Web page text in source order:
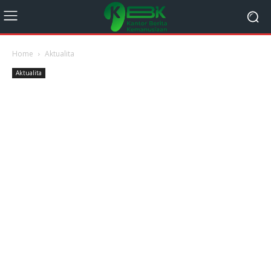
Home Aktualita
Aktualita